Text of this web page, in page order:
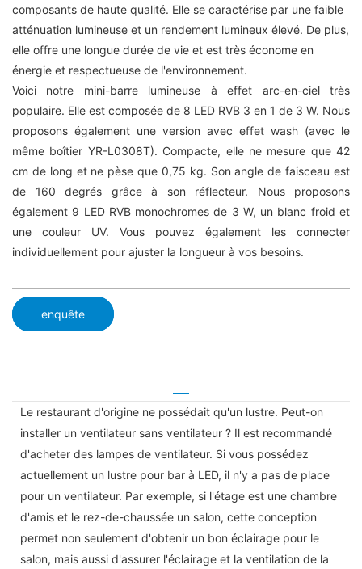
composants de haute qualité. Elle se caractérise par une faible
atténuation lumineuse et un rendement lumineux élevé. De plus,
elle offre une longue durée de vie et est très économe en
énergie et respectueuse de l'environnement.
Voici notre mini-barre lumineuse à effet arc-en-ciel très
populaire. Elle est composée de 8 LED RVB 3 en 1 de 3 W. Nous
proposons également une version avec effet wash (avec le
même boîtier YR-L0308T). Compacte, elle ne mesure que 42
cm de long et ne pèse que 0,75 kg. Son angle de faisceau est
de 160 degrés grâce à son réflecteur. Nous proposons
également 9 LED RVB monochromes de 3 W, un blanc froid et
une couleur UV. Vous pouvez également les connecter
individuellement pour ajuster la longueur à vos besoins.
enquête
Le restaurant d'origine ne possédait qu'un lustre. Peut-on
installer un ventilateur sans ventilateur ? Il est recommandé
d'acheter des lampes de ventilateur. Si vous possédez
actuellement un lustre pour bar à LED, il n'y a pas de place
pour un ventilateur. Par exemple, si l'étage est une chambre
d'amis et le rez-de-chaussée un salon, cette conception
permet non seulement d'obtenir un bon éclairage pour le
salon, mais aussi d'assurer l'éclairage et la ventilation de la